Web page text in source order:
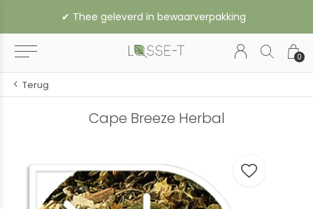
0
✔︎ Thee geleverd in bewaarverpakking
Terug
Cape Breeze Herbal